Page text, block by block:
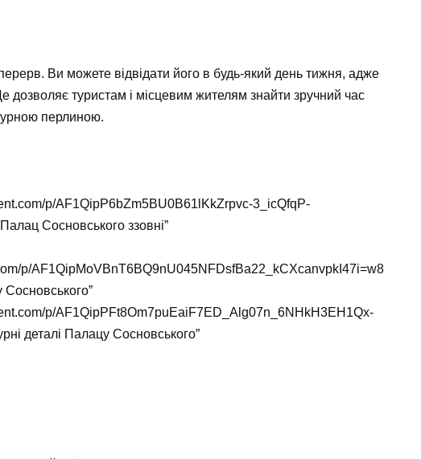
Ви можете відвідати його в будь-який день тижня, адже
дозволяє туристам і місцевим жителям знайти зручний час
перлиною.
p/AF1QipP6bZm5BU0B61lKkZrpvc-3_icQfqP-
Сосновського ззовні”
p/AF1QipMoVBnT6BQ9nU045NFDsfBa22_kCXcanvpkI47i=w8
Сосновського”
p/AF1QipPFt8Om7puEaiF7ED_Alg07n_6NHkH3EH1Qx-
деталі Палацу Сосновського”